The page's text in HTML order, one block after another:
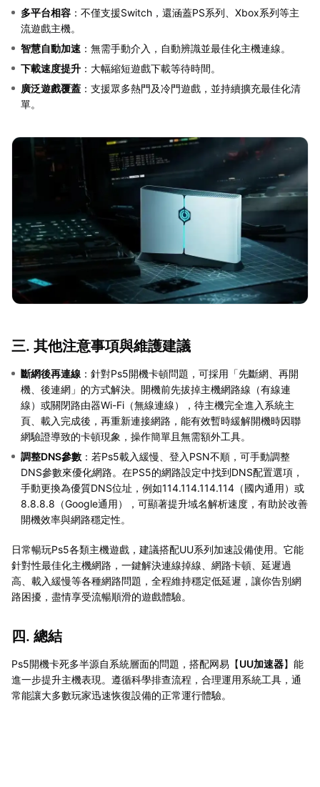
多平台相容 ：不僅支援Switch，還涵蓋PS系列、Xbox系列等主
流遊戲主機。
智慧自動加速 ：無需手動介入，自動辨識並最佳化主機連線。
下載速度提升 ：大幅縮短遊戲下載等待時間。
廣泛遊戲覆蓋 ：支援眾多熱門及冷門遊戲，並持續擴充最佳化清
單。
三. 其他注意事項與維護建議
斷網後再連線 ：針對Ps5開機卡頓問題，可採用「先斷網、再開
機、後連網」的方式解決。開機前先拔掉主機網路線（有線連
線）或關閉路由器Wi-Fi（無線連線），待主機完全進入系統主
頁、載入完成後，再重新連接網路，能有效暫時緩解開機時因聯
網驗證導致的卡頓現象，操作簡單且無需額外工具。
調整DNS參數 ：若Ps5載入緩慢、登入PSN不順，可手動調整
DNS參數來優化網路。在PS5的網路設定中找到DNS配置選項，
手動更換為優質DNS位址，例如114.114.114.114（國內通用）或
8.8.8.8（Google通用），可顯著提升域名解析速度，有助於改善
開機效率與網路穩定性。
日常暢玩Ps5各類主機遊戲，建議搭配UU系列加速設備使用。它能
針對性最佳化主機網路，一鍵解決連線掉線、網路卡頓、延遲過
高、載入緩慢等各種網路問題，全程維持穩定低延遲，讓你告別網
路困擾，盡情享受流暢順滑的遊戲體驗。
四. 總結
Ps5開機卡死多半源自系統層面的問題，搭配网易【UU加速器】能
進一步提升主機表現。遵循科學排查流程，合理運用系統工具，通
常能讓大多數玩家迅速恢復設備的正常運行體驗。